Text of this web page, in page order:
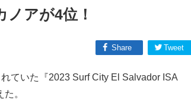
ノアが4位！
Tweet
Share
ていた『2023 Surf City El Salvador ISA
。